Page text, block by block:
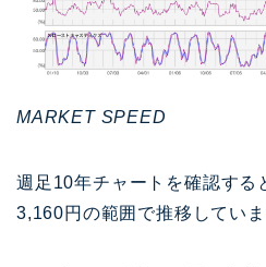
MARKET SPEED
週足10年チャートを確認する
3,160円の範囲で推移していま